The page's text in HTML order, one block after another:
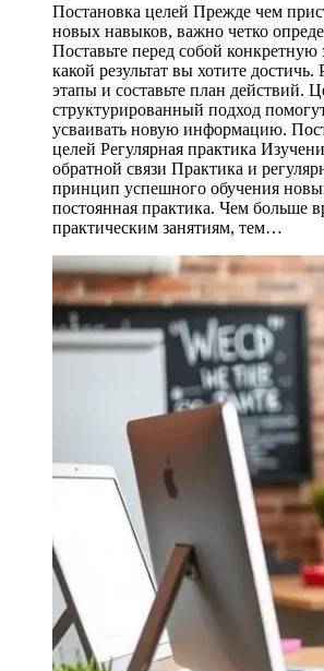
Постановка целей Прежде чем
новых навыков, важно четко
Поставьте перед собой конкретную
какой результат вы хотите достичь.
этапы и составьте план действий.
структурированный подход
усваивать новую информацию.
целей Регулярная практика
обратной связи Практика и
принцип успешного обучения
постоянная практика. Чем больше
практическим занятиям, тем…